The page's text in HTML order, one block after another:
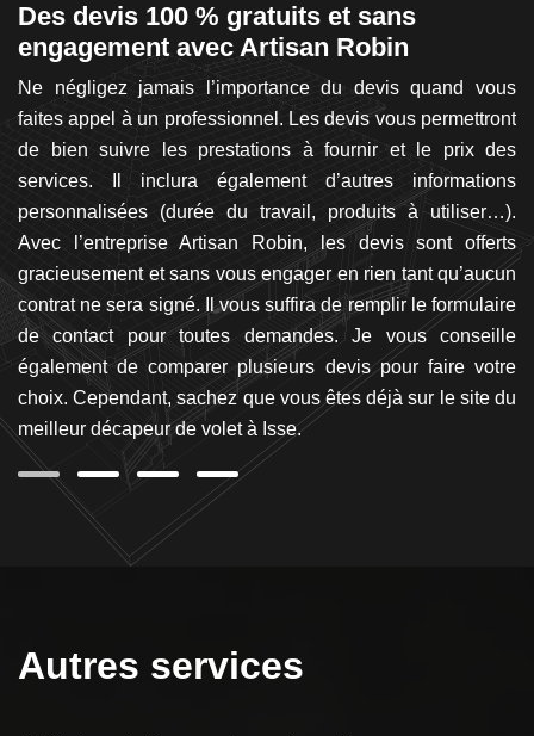
Des devis 100 % gratuits et sans
engagement avec Artisan Robin
Ne négligez jamais l’importance du devis quand vous
faites appel à un professionnel. Les devis vous permettront
de bien suivre les prestations à fournir et le prix des
services. Il inclura également d’autres informations
personnalisées (durée du travail, produits à utiliser…).
Avec l’entreprise Artisan Robin, les devis sont offerts
gracieusement et sans vous engager en rien tant qu’aucun
contrat ne sera signé. Il vous suffira de remplir le formulaire
de contact pour toutes demandes. Je vous conseille
également de comparer plusieurs devis pour faire votre
choix. Cependant, sachez que vous êtes déjà sur le site du
meilleur décapeur de volet à Isse.
Autres services